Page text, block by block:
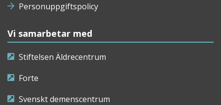
Personuppgiftspolicy
Vi samarbetar med
Stiftelsen Äldrecentrum
Forte
Svenskt demenscentrum